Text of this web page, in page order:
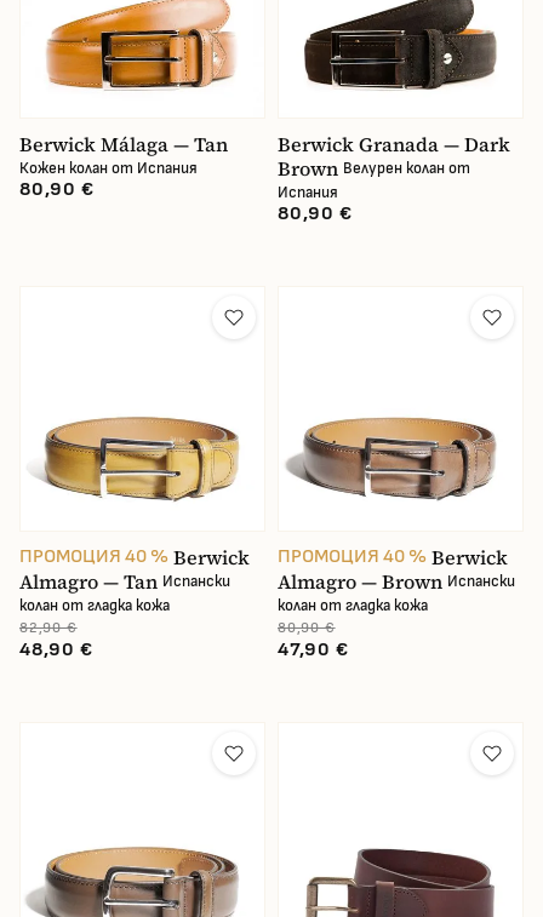
Berwick Málaga — Tan
Кожен колан от Испания
80,90 €
Berwick Granada — Dark
Brown Велурен колан от
Испания
80,90 €
ПРОМОЦИЯ 40 % Berwick
Almagro — Tan Испански
колан от гладка кожа
82,90 €
48,90 €
ПРОМОЦИЯ 40 % Berwick
Almagro — Brown Испански
колан от гладка кожа
80,90 €
47,90 €